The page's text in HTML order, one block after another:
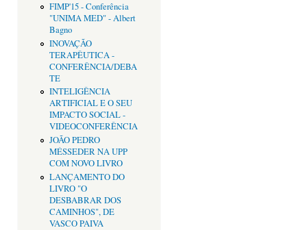
FIMP'15 - Conferência
"UNIMA MED" - Albert
Bagno
INOVAÇÃO
TERAPÊUTICA -
CONFERÊNCIA/DEBA
TE
INTELIGÊNCIA
ARTIFICIAL E O SEU
IMPACTO SOCIAL -
VIDEOCONFERÊNCIA
JOÃO PEDRO
MÉSSEDER NA UPP
COM NOVO LIVRO
LANÇAMENTO DO
LIVRO "O
DESBABRAR DOS
CAMINHOS", DE
VASCO PAIVA